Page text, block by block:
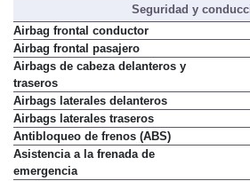
Seguridad y
Airbag frontal conductor
Airbag frontal pasajero
Airbags de cabeza delanteros y
traseros
Airbags laterales delanteros
Airbags laterales traseros
Antibloqueo de frenos (ABS)
Asistencia a la frenada de
emergencia